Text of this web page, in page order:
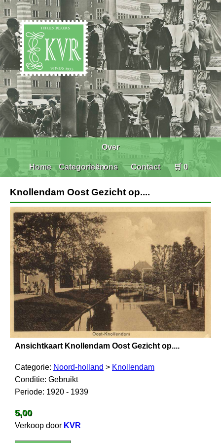
Home Categorieën
Over
ons Contact 🛒 0
Knollendam Oost Gezicht op....
Ansichtkaart Knollendam Oost Gezicht op....
Categorie: Noord-holland > Knollendam
Conditie: Gebruikt
Periode: 1920 - 1939
5,00
Verkoop door KVR